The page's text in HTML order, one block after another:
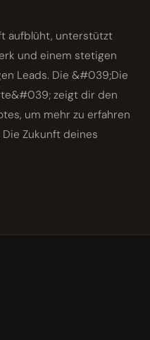
aufblüht, unterstützt
und einem stetigen
Leads. Die &#039;Die
zeigt dir den
um mehr zu erfahren
Zukunft deines